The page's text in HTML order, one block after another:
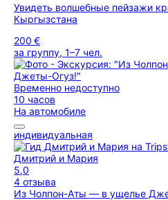
Увидеть волшебные пейзажи
Кыргызстана
200 €
за группу, 1–7 чел.
Временно недоступно
10 часов
На автомобиле
индивидуальная
Дмитрий и Мария
5,0
4 отзыва
Из Чолпон-Аты — в ущелье